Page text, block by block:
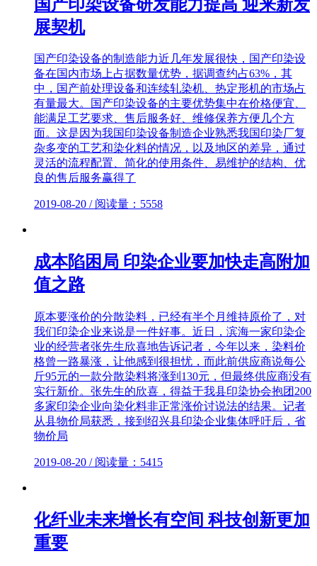
国产印染设备研发能力提高 迎来新发
展契机
国产印染设备的制造能力近几年发展很快，国产印染设
备在国内市场上占据数量优势，据调查约占63%，其
中，国产前处理设备和连续轧染机、热定形机的市场占
有量最大。国产印染设备的主要优势集中在价格便宜、
能满足工艺要求、售后服务好、维修保养方便几个方
面。这是因为我国印染设备制造企业熟悉我国印染厂复
杂多变的工艺和染化料的情况，以及地区的差异，通过
灵活的流程配置、简化的使用条件、易维护的结构、优
良的售后服务赢得了
2019-08-20 / 阅读量：5558
成本陷困局 印染企业要加快走高附加
值之路
原本要涨价的分散染料，已经有半个月维持原价了，对
我们印染企业来说是一件好事。近日，滨海一家印染企
业的经营者张先生欣喜地告诉记者，今年以来，染料价
格曾一路暴涨，让他感到很担忧，而此前供应商说每公
斤95元的一款分散染料将涨到130元，但最终供应商没有
实行新价。张先生的欣喜，得益于我县印染协会抱团200
多家印染企业向染化料非正常涨价讨说法的结果。记者
从县物价局获悉，接到绍兴县印染企业集体呼吁后，省
物价局
2019-08-20 / 阅读量：5415
化纤业未来增长有空间 科技创新更加
重要